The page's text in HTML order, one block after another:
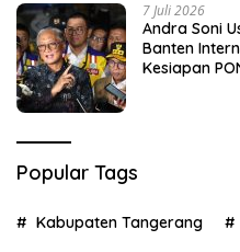
7 Juli 2026
Andra Soni
Banten
Kesiapan
Popular Tags
Kabupaten Tangerang